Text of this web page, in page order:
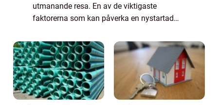
utmanande resa. En av de viktigaste
faktorerna som kan påverka en nystartad
finansiella resurser. Företagslån för
nystartade f...